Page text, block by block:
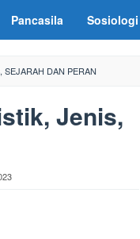
Pancasila Sosiologi
DAN PERAN
Jenis,